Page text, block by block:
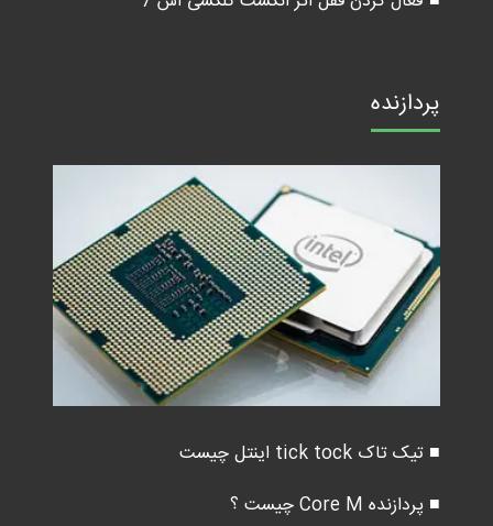
پردازنده
■ تیک تاک tick tock اینتل چیست
■ پردازنده Core M چیست ؟